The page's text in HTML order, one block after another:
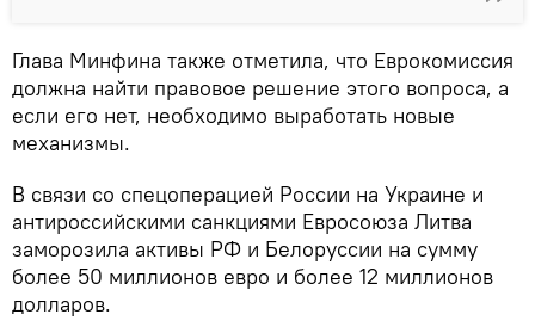
Глава Минфина также отметила, что Еврокомиссия
должна найти правовое решение этого вопроса, а
если его нет, необходимо выработать новые
механизмы.
В связи со спецоперацией России на Украине и
антироссийскими санкциями Евросоюза Литва
заморозила активы РФ и Белоруссии на сумму
более 50 миллионов евро и более 12 миллионов
долларов.